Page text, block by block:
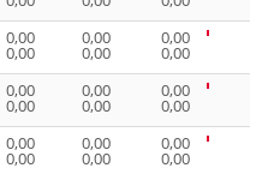
0,00
0,00
0,00
0,00
0,00
0,00
0,00
0,00
0,00
0,00
0,00
0,00
0,00
0,00
0,00
0,00
0,00
0,00